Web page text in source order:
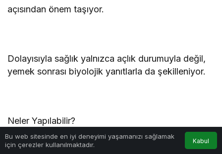
açısından önem taşıyor.
Dolayısıyla sağlık yalnızca açlık durumuyla değil,
yemek sonrası biyolojik yanıtlarla da şekilleniyor.
Neler Yapılabilir?
Bu web sitesinde en iyi deneyimi yaşamanızı sağlamak
için çerezler kullanılmaktadır.
Kabul